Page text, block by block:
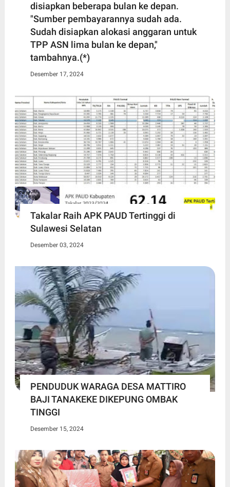
disiapkan beberapa bulan ke depan.
"Sumber pembayarannya sudah ada.
Sudah disiapkan alokasi anggaran untuk
TPP ASN lima bulan ke depan,"
tambahnya.(*)
Desember 17, 2024
Takalar Raih APK PAUD Tertinggi di
Sulawesi Selatan
Desember 03, 2024
PENDUDUK WARAGA DESA MATTIRO
BAJI TANAKEKE DIKEPUNG OMBAK
TINGGI
Desember 15, 2024